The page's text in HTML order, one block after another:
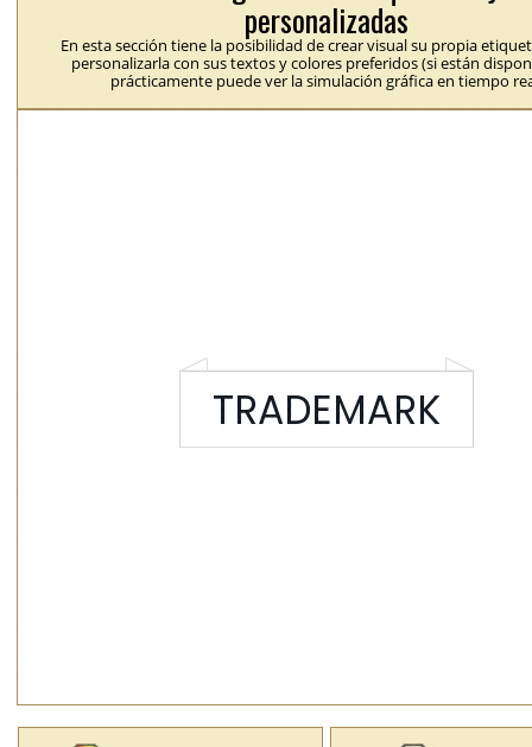
personalizadas
En esta sección tiene la posibilidad de crear visual su propia
personalizarla con sus textos y colores preferidos (si están
prácticamente puede ver la simulación gráfica en tiempo